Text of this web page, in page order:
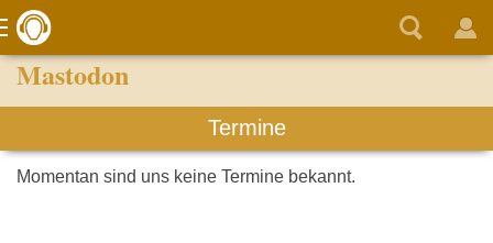
Mastodon
Termine
Momentan sind uns keine Termine bekannt.